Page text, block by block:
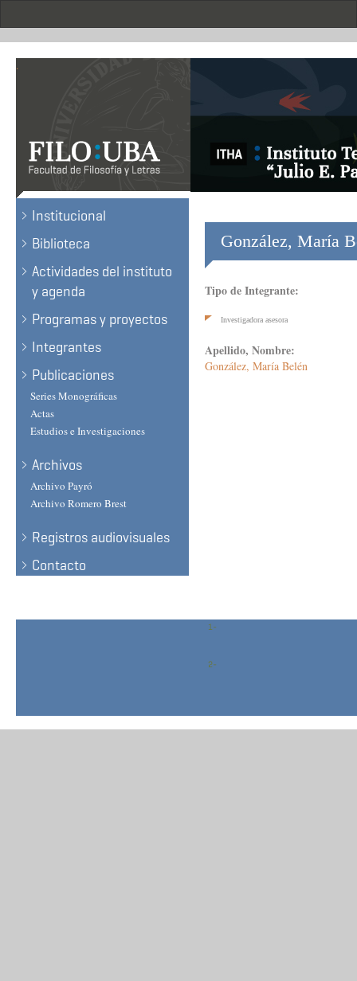
.
Institucional
Biblioteca
Actividades del instituto
y agenda
Programas y proyectos
Integrantes
Publicaciones
Series Monográficas
Actas
Estudios e Investigaciones
Archivos
Archivo Payró
Archivo Romero Brest
Registros audiovisuales
Contacto
González, María
Tipo de Integrante:
Investigadora asesora
Apellido, Nombre:
González, María Belén